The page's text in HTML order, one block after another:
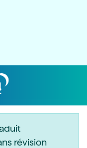
révision